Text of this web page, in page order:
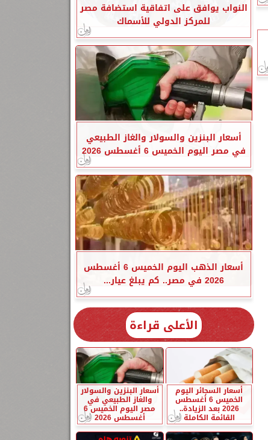
النواب يوافق على اتفاقية استضافة مصر
للمركز الدولي للأسماك
أسعار البنزين والسولار والغاز الطبيعي
في مصر اليوم الخميس 6 أغسطس 2026
أسعار الذهب اليوم الخميس 6 أغسطس
2026 في مصر.. كم يبلغ عيار...
الأعلى قراءة
أسعار السجائر اليوم
الخميس 6 أغسطس
2026 بعد الزيادة..
القائمة الكاملة
أسعار البنزين والسولار
والغاز الطبيعي في
مصر اليوم الخميس 6
أغسطس 2026